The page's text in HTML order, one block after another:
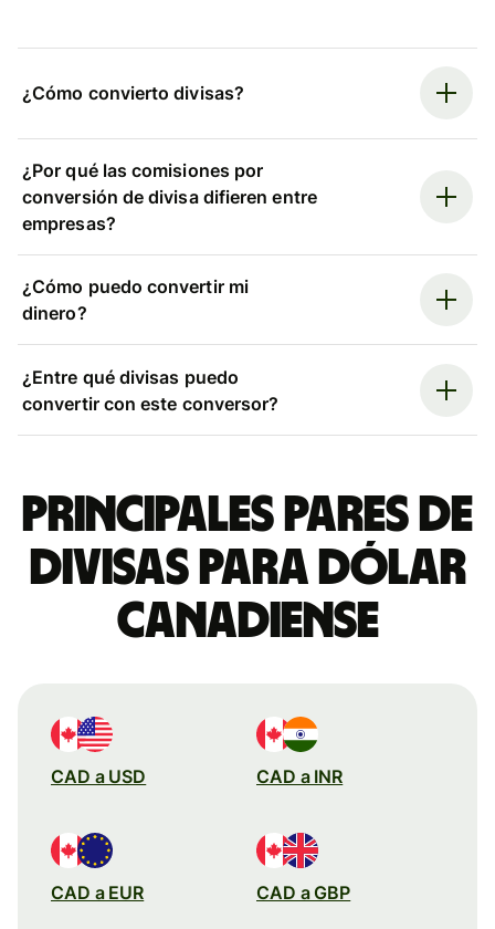
¿Cómo convierto divisas?
¿Por qué las comisiones por
conversión de divisa difieren entre
empresas?
¿Cómo puedo convertir mi
dinero?
¿Entre qué divisas puedo
convertir con este conversor?
Principales pares de
divisas para dólar
canadiense
CAD a USD CAD a INR
CAD a EUR CAD a GBP